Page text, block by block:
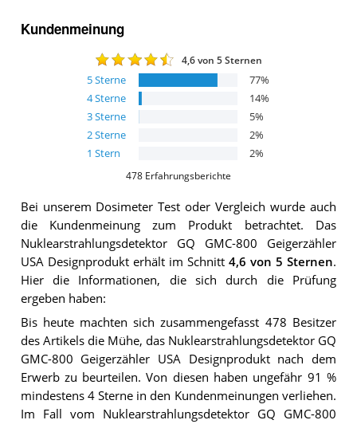
Kundenmeinung
4,6von 5 Sternen
5Sterne 77%
4Sterne 14%
3Sterne 5%
2Sterne 2%
1 Stern 2%
478 Erfahrungsberichte
Bei unserem Dosimeter Test oder Vergleich wurde auch
die Kundenmeinung zum Produkt betrachtet.
Das
Nuklearstrahlungsdetektor GQ GMC-800 Geigerzähler
USA Designprodukterhält im Schnitt 4,6 von 5 Sternen.
Hier die Informationen, die sich durch die Prüfung
ergeben haben:
Bis heute machten sich zusammengefasst 478 Besitzer
des Artikels die Mühe, das Nuklearstrahlungsdetektor GQ
GMC-800 Geigerzähler USA Designprodukt nach dem
Erwerb zu beurteilen. Von diesen haben ungefähr 91 %
mindestens 4 Sterne in den Kundenmeinungen verliehen.
Im Fall vom Nuklearstrahlungsdetektor GQ GMC-800